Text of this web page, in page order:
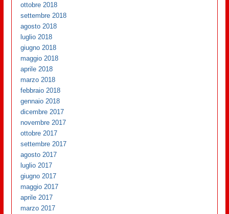
ottobre 2018
settembre 2018
agosto 2018
luglio 2018
giugno 2018
maggio 2018
aprile 2018
marzo 2018
febbraio 2018
gennaio 2018
dicembre 2017
novembre 2017
ottobre 2017
settembre 2017
agosto 2017
luglio 2017
giugno 2017
maggio 2017
aprile 2017
marzo 2017